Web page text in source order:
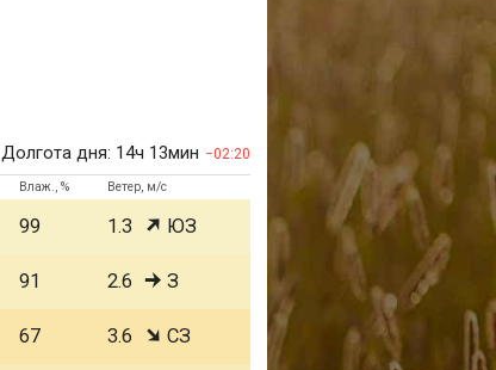
Долгота дня: 14ч 13мин 02:20
Влаж., % Ветер, м/с
99 1.3 ЮЗ
91 2.6 З
67 3.6 СЗ